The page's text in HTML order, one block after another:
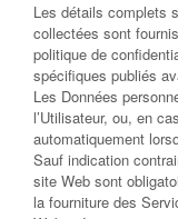
Les détails complets
collectées sont
politique de
spécifiques publiés
Les Données
l’Utilisateur, ou, en
automatiquement
Sauf indication
site Web sont
la fourniture des